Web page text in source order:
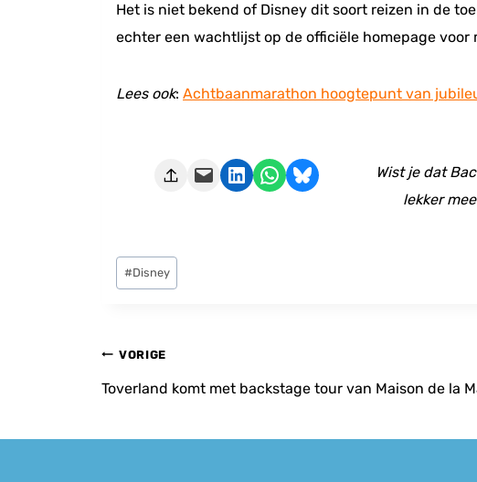
Het is niet bekend of Disney dit soort reizen in de
echter een wachtlijst op de officiële homepage
Lees ook: Achtbaanmarathon hoogtepunt van
Deze pagina e-mailen Delen op LinkedIn Delen via WhatsApp Share on Bluesky
Wist je dat
lekker
Bericht
tags:
#Disney
Bericht
navigatie
VORIGE
Toverland komt met backstage tour van Maison de la